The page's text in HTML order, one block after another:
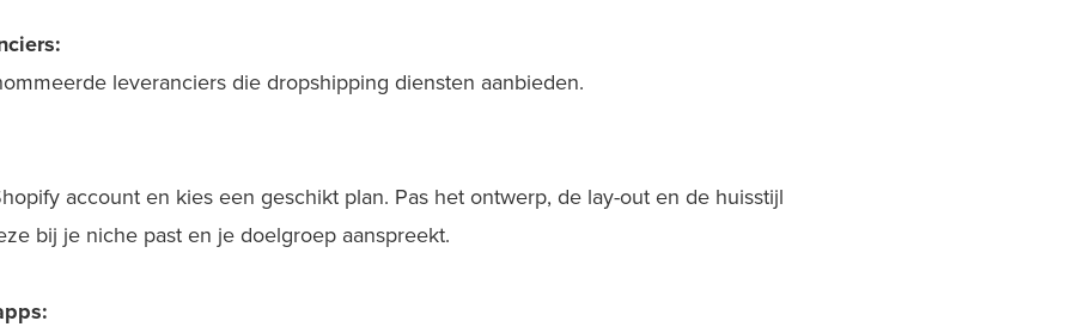
leveranciers die dropshipping diensten aanbieden.
account en kies een geschikt plan. Pas het ontwerp, de lay-out en de huisstijl
bij je niche past en je doelgroep aanspreekt.